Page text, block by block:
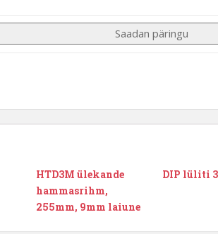
HTD3M ülekande
hammasrihm,
255mm, 9mm laiune
DIP lüliti